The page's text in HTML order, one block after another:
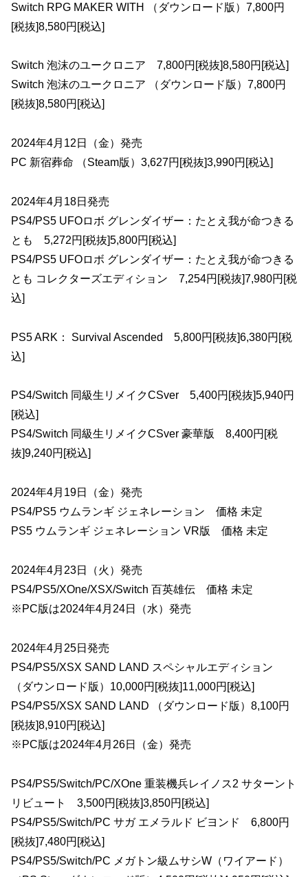
Switch RPG MAKER WITH （ダウンロード版）7,800円
[税抜]8,580円[税込]
Switch 泡沫のユークロニア 7,800円[税抜]8,580円[税込]
Switch 泡沫のユークロニア （ダウンロード版）7,800円
[税抜]8,580円[税込]
2024年4月12日（金）発売
PC 新宿葬命 （Steam版）3,627円[税抜]3,990円[税込]
2024年4月18日発売
PS4/PS5 UFOロボ グレンダイザー：たとえ我が命つきる
とも 5,272円[税抜]5,800円[税込]
PS4/PS5 UFOロボ グレンダイザー：たとえ我が命つきる
とも コレクターズエディション 7,254円[税抜]7,980円[税
込]
PS5 ARK： Survival Ascended 5,800円[税抜]6,380円[税
込]
PS4/Switch 同級生リメイクCSver 5,400円[税抜]5,940円
[税込]
PS4/Switch 同級生リメイクCSver 豪華版 8,400円[税
抜]9,240円[税込]
2024年4月19日（金）発売
PS4/PS5 ウムランギ ジェネレーション 価格 未定
PS5 ウムランギ ジェネレーション VR版 価格 未定
2024年4月23日（火）発売
PS4/PS5/XOne/XSX/Switch 百英雄伝 価格 未定
※PC版は2024年4月24日（水）発売
2024年4月25日発売
PS4/PS5/XSX SAND LAND スペシャルエディション
（ダウンロード版）10,000円[税抜]11,000円[税込]
PS4/PS5/XSX SAND LAND （ダウンロード版）8,100円
[税抜]8,910円[税込]
※PC版は2024年4月26日（金）発売
PS4/PS5/Switch/PC/XOne 重装機兵レイノス2 サターント
リビュート 3,500円[税抜]3,850円[税込]
PS4/PS5/Switch/PC サガ エメラルド ビヨンド 6,800円
[税抜]7,480円[税込]
PS4/PS5/Switch/PC メガトン級ムサシW（ワイアード）